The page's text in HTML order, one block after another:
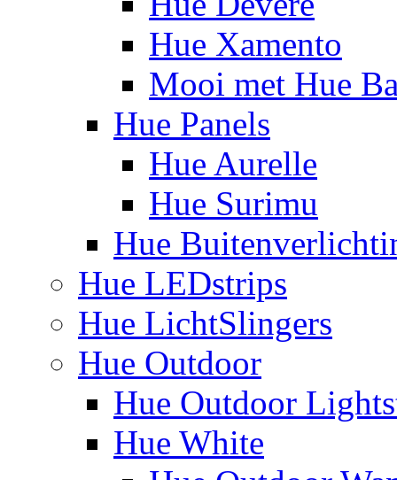
Hue Xamento
Mooi met Hue
Hue Panels
Hue Aurelle
Hue Surimu
Hue
Hue LEDstrips
Hue LichtSlingers
Hue Outdoor
Hue Outdoor
Hue White